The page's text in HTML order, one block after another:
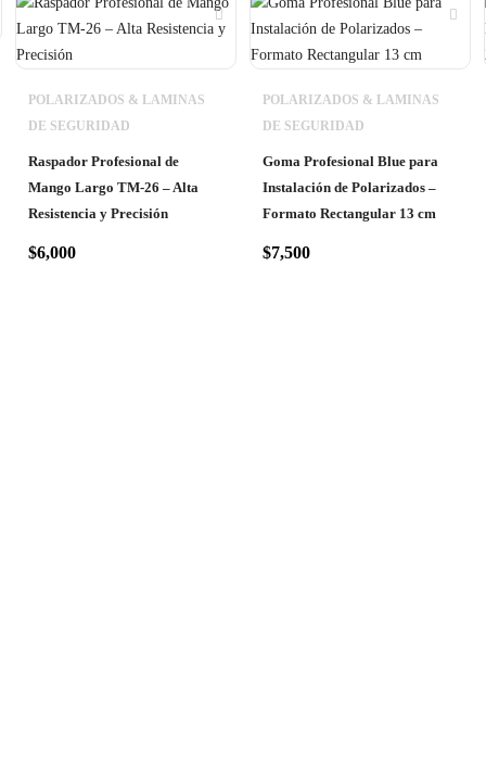
POLARIZADOS & LAMINAS
DE SEGURIDAD
Raspador Profesional de
Mango Largo TM-26 – Alta
Resistencia y Precisión
$6,000
POLARIZADOS & LAMINAS
DE SEGURIDAD
Goma Profesional Blue para
Instalación de Polarizados –
Formato Rectangular 13 cm
$7,500